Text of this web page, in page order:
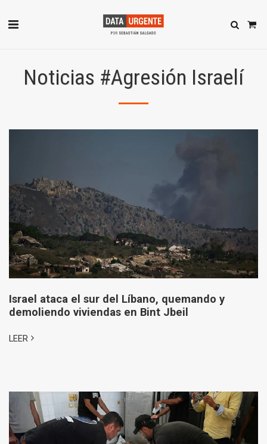
Noticias #Agresión Israelí
Israel ataca el sur del Líbano, quemando y
demoliendo viviendas en Bint Jbeil
LEER